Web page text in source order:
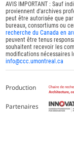
AVIS IMPORTANT : Sauf
proviennent d'archives
peut être autorisée que
bureaux, consortiums ou
recherche du Canada en
peuvent être tenus
souhaitent recevoir les
modifications nécessaires
info@ccc.umontreal.ca
Production
Partenaires